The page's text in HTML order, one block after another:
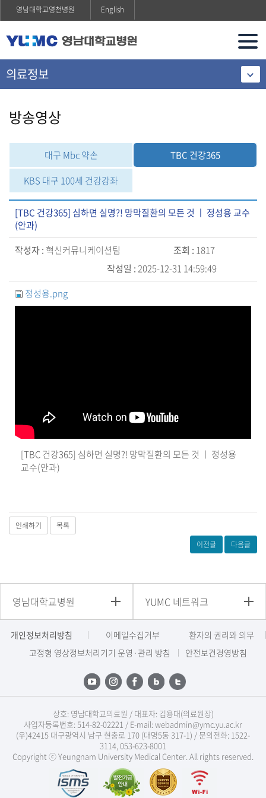
영남대학교영천병원 English
의료정보
방송영상
대구 Mbc 약손
TBC 건강365
KBS 대구 100세 건강강좌
[TBC 건강365] 심하면 실명?! 망막질환의 모든 것 ㅣ 정성용 교수
(안과)
작성자 : 혁신커뮤니케이션팀 조회 : 1817
작성일 : 2025-12-31 14:59:49
정성용.png
[TBC 건강365] 심하면 실명?! 망막질환의 모든 것 ㅣ 정성용
교수(안과)
인쇄하기
목록
이전글
다음글
영남대학교병원 YUMC 네트워크
개인정보처리방침 이메일수집거부
환자의 권리와 의무
고정형 영상정보처리기기 운영·관리 방침
안전보건경영방침
상호: 영남대학교의료원 / 대표자: 김용대(의료원장)
사업자등록번호: 514-82-02221 / E-mail: webadmin@ymc.yu.ac.kr
(우)42415 대구광역시 남구 현충로 170 (대명5동 317-1) / 문의전화: 1522-
3114, 053-623-8001
Copyright ⓒ Yeungnam University Medical Center. All rights reserved.